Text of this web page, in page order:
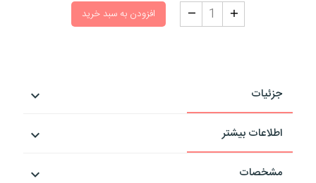
افزودن به سبد خرید
جزئیات
اطلاعات بیشتر
مشخصات